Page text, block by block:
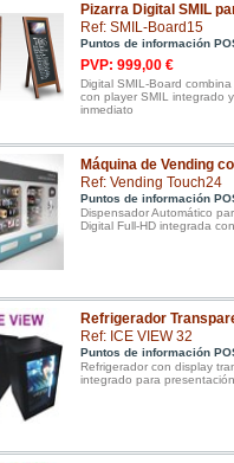
Pizarra Digital SMIL
Ref: SMIL-Board15
Puntos de información
PVP: 999,00 €
Digital SMIL-Board
con player SMIL integrado
inmediato
Máquina de Vending
Ref: Vending Touch24
Puntos de información
Dispensador Automático
Digital Full-HD integrada
Refrigerador
Ref: ICE VIEW 32
Puntos de información
Refrigerador con display
integrado para